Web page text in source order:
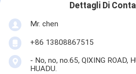
Dettagli Di
Mr. chen
+86 13808867515
- No, no, no.65, QIXING ROAD,
HUADU.